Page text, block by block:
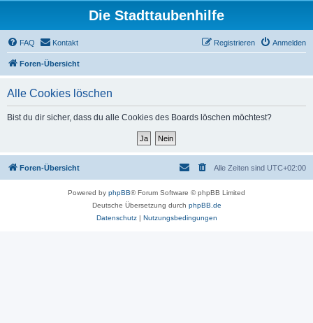
Die Stadttaubenhilfe
FAQ Kontakt Anmelden
Registrieren
Foren-Übersicht
Alle Cookies löschen
Bist du dir sicher, dass du alle Cookies des Boards löschen möchtest?
Foren-Übersicht Alle Zeiten sind UTC+02:00
Powered by phpBB® Forum Software © phpBB Limited
Deutsche Übersetzung durch phpBB.de
Datenschutz| Nutzungsbedingungen